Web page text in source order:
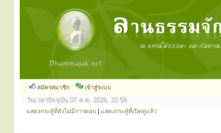
สมัครสมาชิก เข้าสู่ระบบ
วันเวลาปัจจุบัน 07 ส.ค. 2026, 22:59
แสดงกระทู้ที่ยังไม่มีการตอบ แสดงกระทู้ที่เปิดดูแล้ว